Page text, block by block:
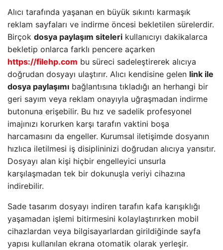
Alıcı tarafında yaşanan en büyük sıkıntı karmaşık
reklam sayfaları ve indirme öncesi bekletilen sürelerdir.
Birçok dosya paylaşım siteleri kullanıcıyı dakikalarca
bekletip onlarca farklı pencere açarken
https://filehp.com bu süreci sadeleştirerek alıcıya
doğrudan dosyayı ulaştırır. Alıcı kendisine gelen link ile
dosya paylaşımı bağlantısına tıkladığı an herhangi bir
geri sayım veya reklam onayıyla uğraşmadan indirme
butonuna erişebilir. Bu hız ve sadelik profesyonel
imajınızı korurken karşı tarafın vaktini boşa
harcamasını da engeller. Kurumsal iletişimde dosyanın
hızlıca iletilmesi iş disiplininizi doğrudan alıcıya yansıtır.
Dosyayı alan kişi hiçbir engelleyici unsurla
karşılaşmadan tek bir dokunuşla veriyi cihazına
indirebilir.
Sade tasarım dosyayı indiren tarafın kafa karışıklığı
yaşamadan işlemi bitirmesini kolaylaştırırken mobil
cihazlardan veya bilgisayarlardan girildiğinde sayfa
yapısı kullanılan ekrana otomatik olarak yerleşir.